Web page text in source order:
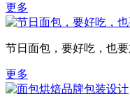
更多
节日面包，要好吃，也要
更多